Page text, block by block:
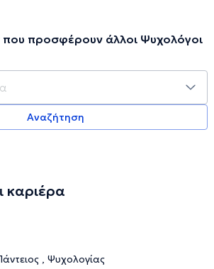
που προσφέρουν άλλοι Ψυχολόγοι
Αναζήτηση
καριέρα
, Ψυχολογίας